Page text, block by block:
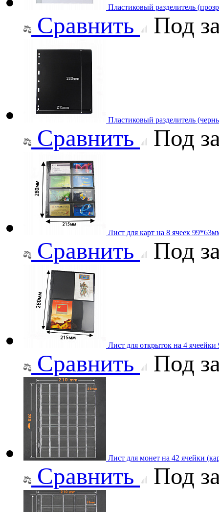
Пластиковый разделитель
Сравнить Под
Пластиковый разделитель
Сравнить Под
Лист для карт на 8 ячеек
Сравнить Под
Лист для открыток на 4
Сравнить Под
Лист для монет на 42 ячейки
Сравнить Под